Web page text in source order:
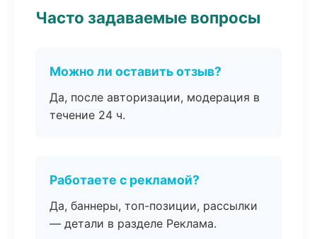
Часто задаваемые вопросы
Можно ли оставить отзыв?
Да, после авторизации, модерация в
течение 24 ч.
Работаете с рекламой?
Да, баннеры, топ-позиции, рассылки
— детали в разделе Реклама.